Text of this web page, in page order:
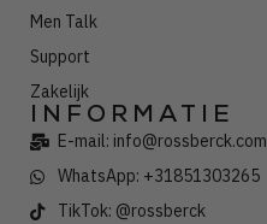
Men Talk
Support
Zakelijk
INFORMATIE
E-mail: info@rossberck.com
WhatsApp: +31851303265
TikTok: @rossberck